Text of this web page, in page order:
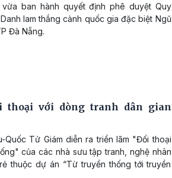
ban hành quyết định phê duyệt Quy
lam thắng cảnh quốc gia đặc biệt Ngũ
Đà Nẵng.
thoại với dòng tranh dân gian
Quốc Tử Giám diễn ra triển lãm "Đối thoại
của các nhà sưu tập tranh, nghệ nhân
thuộc dự án “Từ truyền thống tới truyền